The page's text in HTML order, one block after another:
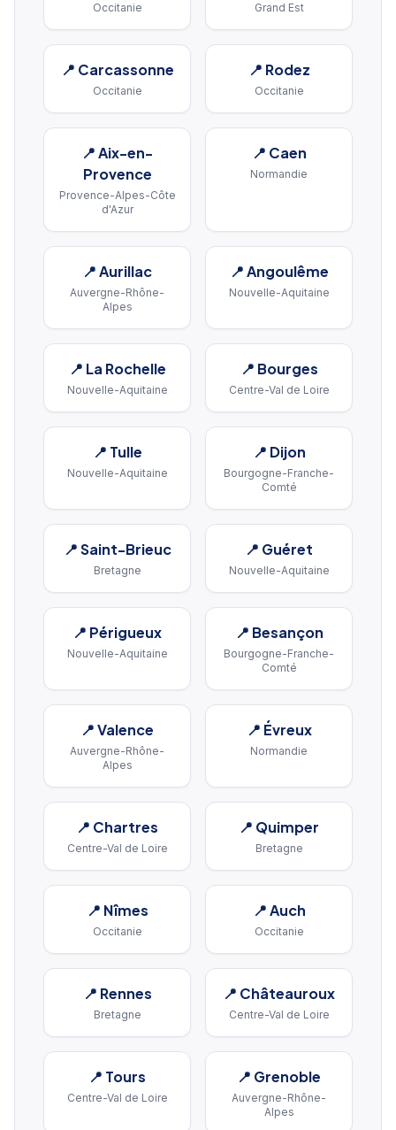
Occitanie Grand Est
📍 Carcassonne
Occitanie
📍 Rodez
Occitanie
📍Aix-en-
Provence
Provence-Alpes-Côte
d'Azur
📍 Caen
Normandie
📍Aurillac
Auvergne-Rhône-
Alpes
📍Angoulême
Nouvelle-Aquitaine
📍 La Rochelle
Nouvelle-Aquitaine
📍 Bourges
Centre-Val de Loire
📍 Tulle
Nouvelle-Aquitaine
📍 Dijon
Bourgogne-Franche-
Comté
📍Saint-Brieuc
Bretagne
📍 Guéret
Nouvelle-Aquitaine
📍 Périgueux
Nouvelle-Aquitaine
📍 Besançon
Bourgogne-Franche-
Comté
📍Valence
Auvergne-Rhône-
Alpes
📍 Évreux
Normandie
📍 Chartres
Centre-Val de Loire
📍 Quimper
Bretagne
📍 Nîmes
Occitanie
📍Auch
Occitanie
📍 Rennes
Bretagne
📍 Châteauroux
Centre-Val de Loire
📍 Tours
Centre-Val de Loire
📍 Grenoble
Auvergne-Rhône-
Alpes